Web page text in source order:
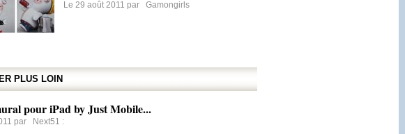
Le 29 août 2011 par
Gamongirls
PLUS LOIN
pour iPad by Just Mobile...
par Next51 :